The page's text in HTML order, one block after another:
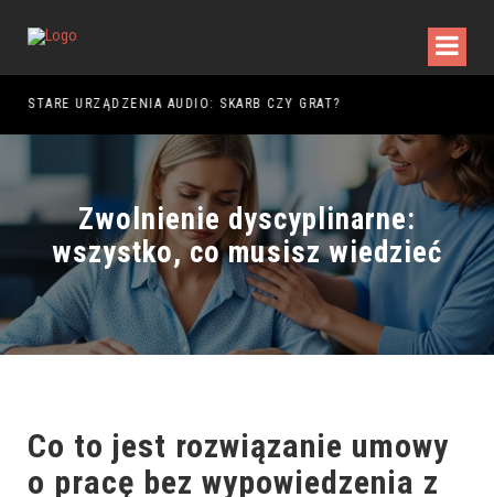
STARE URZĄDZENIA AUDIO: SKARB CZY GRAT?
Zwolnienie dyscyplinarne:
wszystko, co musisz wiedzieć
Co to jest rozwiązanie umowy
o pracę bez wypowiedzenia z